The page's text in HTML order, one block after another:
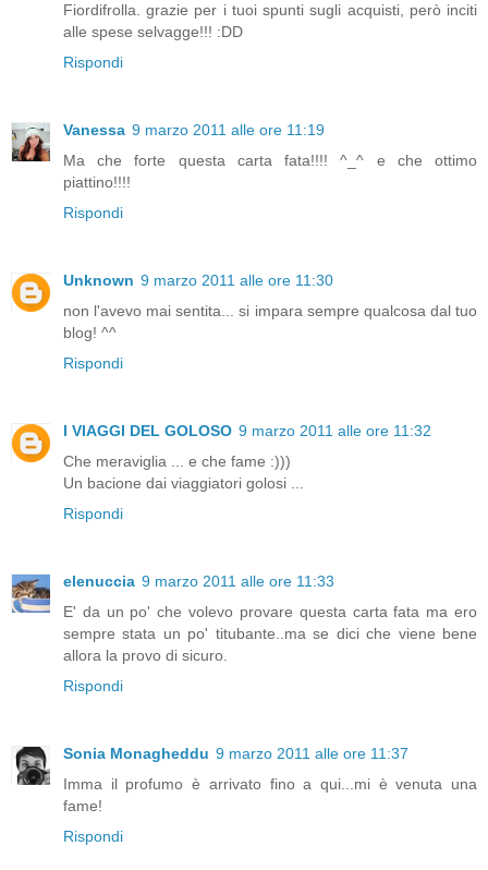
Fiordifrolla. grazie per i tuoi spunti sugli acquisti, però inciti
alle spese selvagge!!! :DD
Rispondi
Vanessa 9 marzo 2011 alle ore 11:19
Ma che forte questa carta fata!!!! ^_^ e che ottimo
piattino!!!!
Rispondi
Unknown 9 marzo 2011 alle ore 11:30
non l'avevo mai sentita... si impara sempre qualcosa dal tuo
blog! ^^
Rispondi
I VIAGGI DEL GOLOSO 9 marzo 2011 alle ore 11:32
Che meraviglia ... e che fame :)))
Un bacione dai viaggiatori golosi ...
Rispondi
elenuccia 9 marzo 2011 alle ore 11:33
E' da un po' che volevo provare questa carta fata ma ero
sempre stata un po' titubante..ma se dici che viene bene
allora la provo di sicuro.
Rispondi
Sonia Monagheddu 9 marzo 2011 alle ore 11:37
Imma il profumo è arrivato fino a qui...mi è venuta una
fame!
Rispondi